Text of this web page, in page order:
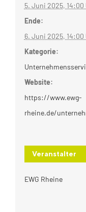
5. Juni 2025, 14:00
Ende:
6. Juni 2025, 14:00
Kategorie:
Website:
https://www.ewg-
rheine.de/
Veranstalter
EWG Rheine